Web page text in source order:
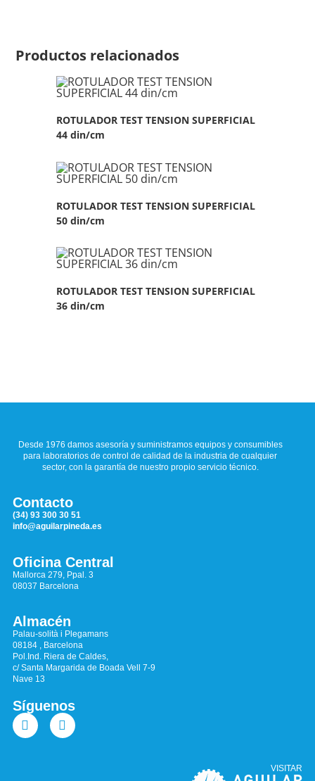
Productos relacionados
ROTULADOR TEST TENSION SUPERFICIAL
44 din/cm
ROTULADOR TEST TENSION SUPERFICIAL
50 din/cm
ROTULADOR TEST TENSION SUPERFICIAL
36 din/cm
Desde 1976 damos asesoría y suministramos equipos y consumibles
para laboratorios de control de calidad de la industria de cualquier
sector, con la garantía de nuestro propio servicio técnico.
Contacto
(34) 93 300 30 51
info@aguilarpineda.es
Oficina Central
Mallorca 279, Ppal. 3
08037 Barcelona
Almacén
Palau-solità i Plegamans
08184 , Barcelona
Pol.Ind. Riera de Caldes,
c/ Santa Margarida de Boada Vell 7-9
Nave 13
Síguenos
VISITAR